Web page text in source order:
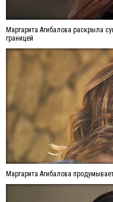
Маргарита Агибалова раскрыла
границей
Маргарита Агибалова